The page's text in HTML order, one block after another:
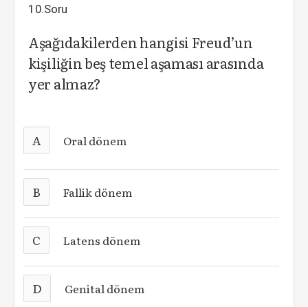
10.Soru
Aşağıdakilerden hangisi Freud’un
kişiliğin beş temel aşaması arasında
yer almaz?
A Oral dönem
B Fallik dönem
C Latens dönem
D Genital dönem